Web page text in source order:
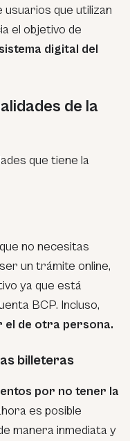
usuarios que utilizan
el objetivo de
digital del
de la
que tiene la
no necesitas
un trámite online,
ya que está
BCP. Incluso,
de otra persona.
billeteras
por no tener la
es posible
manera inmediata y